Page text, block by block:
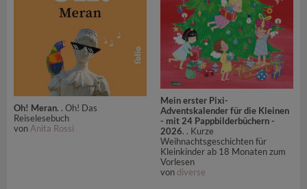
Oh! Meran. . Oh! Das
Reiselesebuch
vonAnita Rossi
Mein erster Pixi-
Adventskalender für die Kleinen
- mit 24 Pappbilderbüchern -
2026. . Kurze
Weihnachtsgeschichten für
Kleinkinder ab 18 Monaten zum
Vorlesen
von diverse